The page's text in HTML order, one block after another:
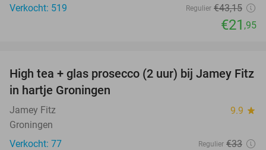
Verkocht: 519
Regulier €43,15
€21 ,95
41%
High tea + glas prosecco (2 uur) bij Jamey Fitz
in hartje Groningen
Jamey Fitz 9.9 star
Groningen
Verkocht: 77
Regulier €33